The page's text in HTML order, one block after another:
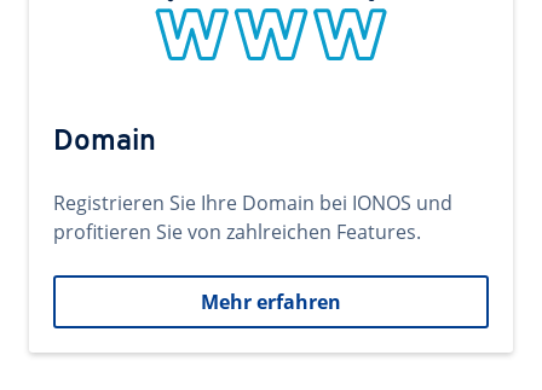
Domain
Registrieren Sie Ihre Domain bei IONOS und
profitieren Sie von zahlreichen Features.
Mehr erfahren